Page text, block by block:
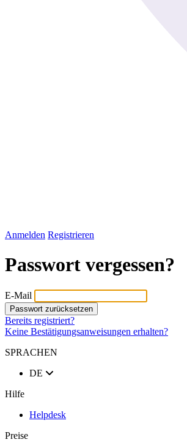
Anmelden Registrieren
Passwort vergessen?
E-Mail
Bereits registriert?
Keine Bestätigungsanweisungen erhalten?
SPRACHEN
DE
Hilfe
Helpdesk
Preise